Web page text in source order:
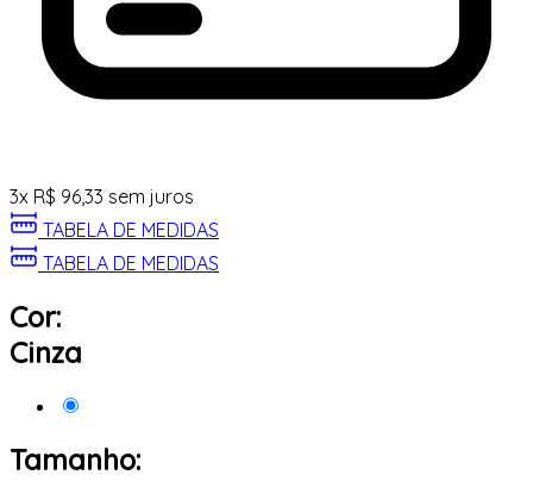
3x R$ 96,33 sem juros
TABELA DE MEDIDAS
TABELA DE MEDIDAS
Cor:
Cinza
Tamanho: